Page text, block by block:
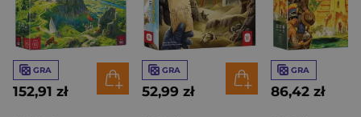
GRA
152,91 zł
GRA
52,99 zł
GRA
86,42 zł